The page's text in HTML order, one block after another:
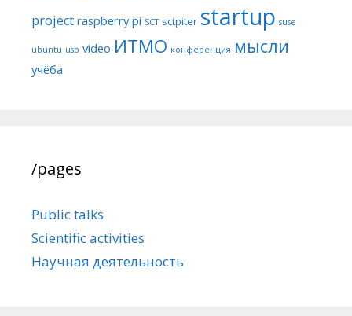
project raspberry pi SCT sctpiter startup suse
ubuntu usb video ИТМО конференция мысли
учёба
/pages
Public talks
Scientific activities
Научная деятельность